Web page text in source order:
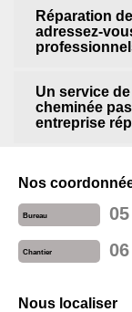
Réparation
adressez-
Un service
cheminée
entreprise
Nos
Bureau
Chantier
Nous localiser